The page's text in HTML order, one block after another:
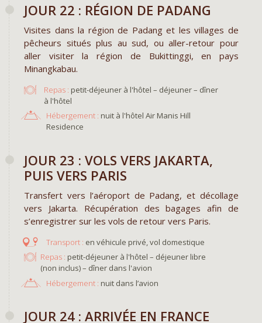
JOUR 22 : RÉGION DE PADANG
Visites dans la région de Padang et les villages de
pêcheurs situés plus au sud, ou aller-retour pour
aller visiter la région de Bukittinggi, en pays
Minangkabau.
Repas : petit-déjeuner à l'hôtel – déjeuner – dîner
à l'hôtel
Hébergement : nuit à l'hôtel Air Manis Hill
Residence
JOUR 23 : VOLS VERS JAKARTA,
PUIS VERS PARIS
Transfert vers l’aéroport de Padang, et décollage
vers Jakarta. Récupération des bagages afin de
s’enregistrer sur les vols de retour vers Paris.
en véhicule privé, vol domestique
Repas : petit-déjeuner à l'hôtel – déjeuner libre
(non inclus) – dîner dans l'avion
Hébergement : nuit dans l’avion
JOUR 24 : ARRIVÉE EN FRANCE